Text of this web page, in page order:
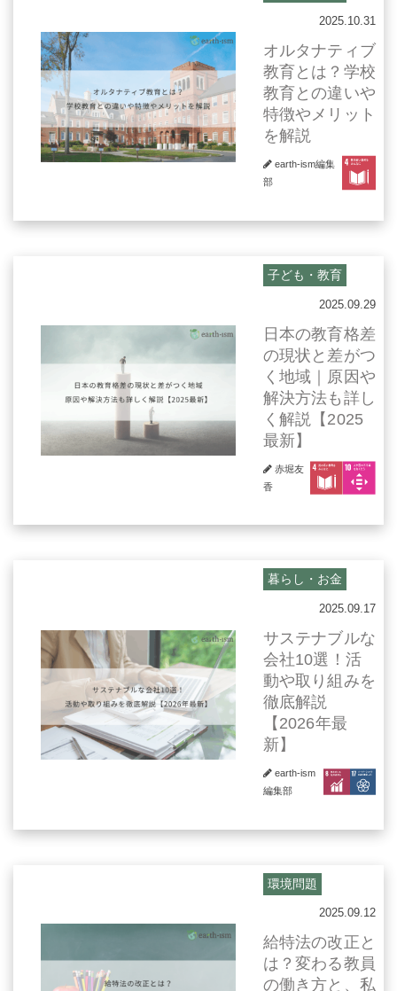
2025.10.31
オルタナティブ
教育とは？学校
教育との違いや
特徴やメリット
を解説
earth-ism編集
部
子ども・教育
2025.09.29
日本の教育格差
の現状と差がつ
く地域｜原因や
解決方法も詳し
く解説【2025
最新】
赤堀友
香
暮らし・お金
2025.09.17
サステナブルな
会社10選！活
動や取り組みを
徹底解説
【2026年最
新】
earth-ism
編集部
環境問題
2025.09.12
給特法の改正と
は？変わる教員
の働き方と、私